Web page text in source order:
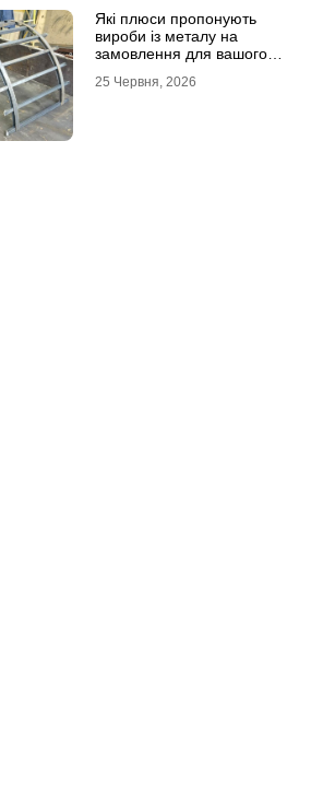
Які плюси пропонують
вироби із металу на
замовлення для вашого
25 Червня, 2026